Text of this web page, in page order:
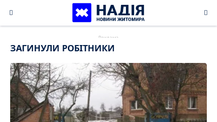
content
ЗАГИНУЛИ РОБІТНИКИ